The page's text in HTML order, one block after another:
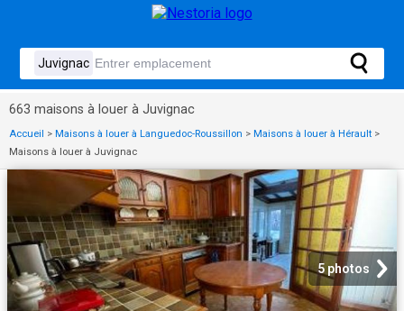
663 maisons à louer à Juvignac
Accueil > Maisons à louer à Languedoc-Roussillon > Maisons à louer à Hérault >
Maisons à louer à Juvignac
5 photos